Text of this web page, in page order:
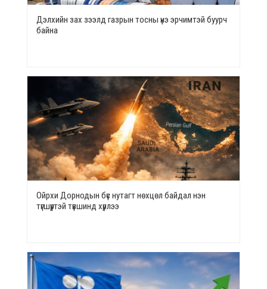
Дэлхийн зах зээлд газрын тосны үнэ эрчимтэй буурч
байна
Ойрхи Дорнодын бүс нутагт нөхцөл байдал нэн
түгшүүртэй түвшинд хүрлээ